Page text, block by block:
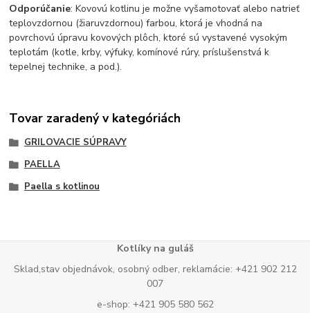
Odporúčanie: Kovovú kotlinu je možne vyšamotovať alebo natrieť
teplovzdornou (žiaruvzdornou) farbou, ktorá je vhodná na
povrchovú úpravu kovových plôch, ktoré sú vystavené vysokým
teplotám (kotle, krby, výfuky, komínové rúry, príslušenstvá k
tepelnej technike, a pod.).
Tovar zaradený v kategóriách
GRILOVACIE SÚPRAVY
PAELLA
Paella s kotlinou
Kotlíky na guláš
Sklad,stav objednávok, osobný odber, reklamácie: +421 902 212
007
e-shop: +421 905 580 562